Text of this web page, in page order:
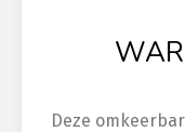
Deze